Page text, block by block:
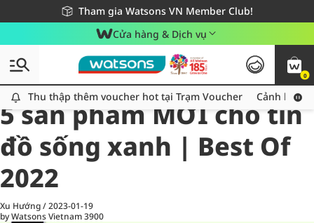
Tham gia Watsons VN Member Club!
Miễn phí giao hàng cho đơn hàng từ 249,000Đ
Giao hàng nhanh 24h - Áp dụng khu vực TP. Hồ Chí Minh
Cửa hàng & Dịch vụ
0
Thu thập thêm voucher hot tại Trạm Voucher
Thu thập thêm voucher hot tại Trạm Voucher Cảnh báo
All
Chăm Sóc Cá Nhân
5 sản phẩm MỚI cho tín
đồ sống xanh | Best Of
2022
Xu Hướng/2023-01-19
by Watsons Vietnam3900